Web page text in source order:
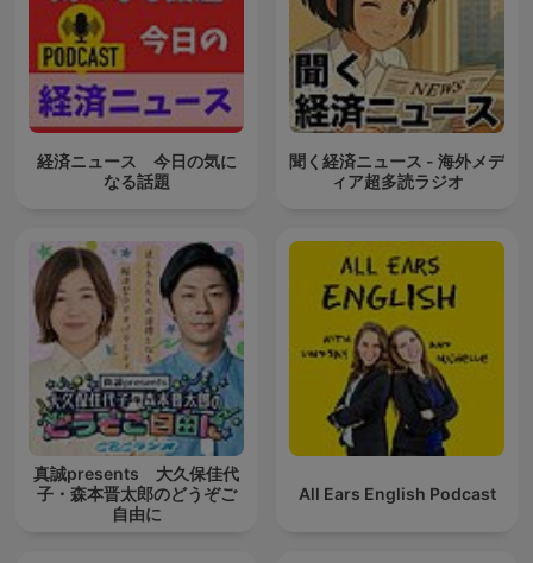
経済ニュース 今日の気に
なる話題
聞く経済ニュース - 海外メデ
ィア超多読ラジオ
真誠presents 大久保佳代
子・森本晋太郎のどうぞご
自由に
All Ears English Podcast